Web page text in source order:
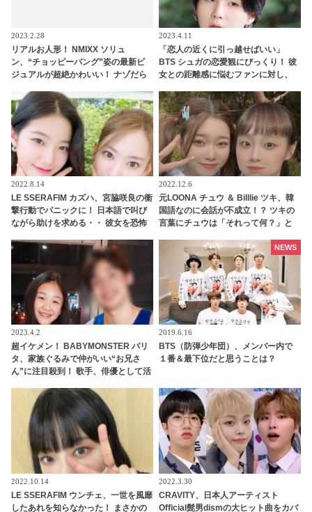
2023.2.28
リアルお人形！ NMIXX ソリュ
ン、“チョッピーバング”姿の最新ビ
ジュアルが超絶かわいい！ ナゾだら
2023.4.11
「恋人の近くに引っ越せばいい」
BTS シュガの恋愛観にびっくり！ 彼
女との距離感に悩むファンに対し、
津々「シュガはかわいい恋人になる
ね」
2022.8.14
LE SSERAFIM カズハ、宮脇咲良の衝
撃行動でパニックに！ 日本語で叫び
ながら助けを求める・・ 彼女を恐怖
プニングとは？
2022.12.6
元LOONA チュウ ＆ Billlie ツキ、韓
国語なのに会話が不成立！？ ツキの
言葉にチュウは「それって何？」と
カルすぎるやりとりに「もっと共演
して」の声続々
2023.4.2
超イケメン！ BABYMONSTER パリ
タ、家族ぐるみで仲がいい“お兄さ
ん”に注目殺到！ 歌手、俳優として活
2019.6.16
BTS（防弾少年団）、メンバー内で
１番＆最下位だと思うことは？
NEWS
2022.10.14
LE SSERAFIM ウンチェ、一世を風靡
したあれを知らなかった！ まさかの
2022.3.30
CRAVITY、日本人アーティスト
Official髭男dismの大ヒット曲をカバ